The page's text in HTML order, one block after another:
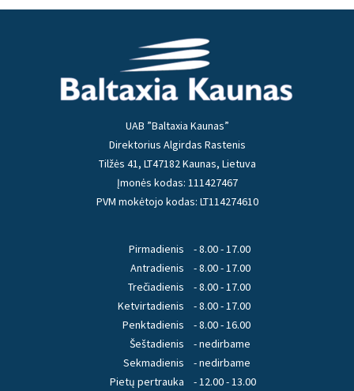
UAB ”Baltaxia Kaunas”
Direktorius Algirdas Rastenis
Tilžės 41, LT47182 Kaunas, Lietuva
Įmonės kodas: 111427467
PVM mokėtojo kodas: LT114274610
Pirmadienis
Antradienis
Trečiadienis
Ketvirtadienis
Penktadienis
Šeštadienis
Sekmadienis
Pietų pertrauka
- 8.00 - 17.00
- 8.00 - 17.00
- 8.00 - 17.00
- 8.00 - 17.00
- 8.00 - 16.00
- nedirbame
- nedirbame
- 12.00 - 13.00